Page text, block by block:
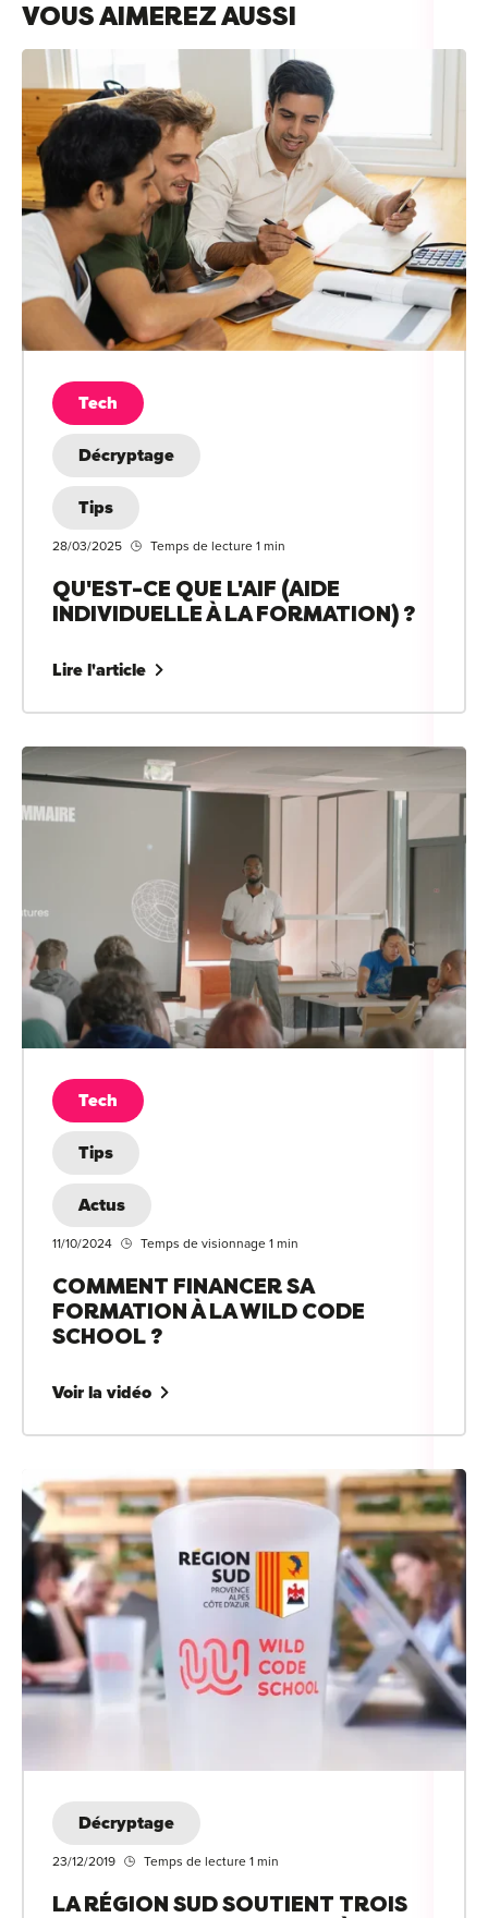
VOUS AIMEREZ AUSSI
Tech
Décryptage
Tips
28/03/2025 Temps de lecture 1 min
QU'EST-CE QUE L'AIF (AIDE
INDIVIDUELLE À LA FORMATION) ?
Lire l'article
Tech
Tips
Actus
11/10/2024 Temps de visionnage 1 min
COMMENT FINANCER SA
FORMATION À LA WILD CODE
SCHOOL ?
Voir la vidéo
Décryptage
23/12/2019 Temps de lecture 1 min
LA RÉGION SUD SOUTIENT TROIS